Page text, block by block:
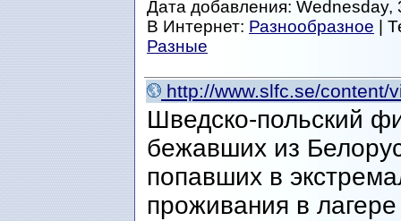
Дата добавления:
В Интернет: Разнообразное |
Разные
http://www.slfc.se/content/
Шведско-польский
бежавших из
попавших в
проживания в